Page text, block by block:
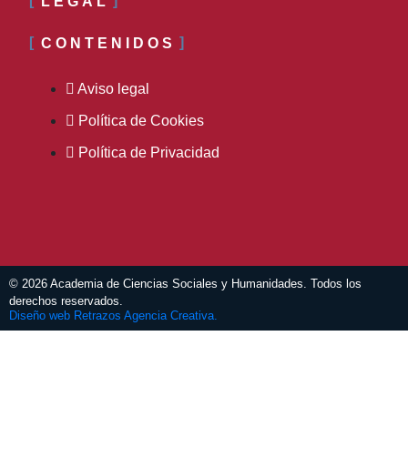
CONTENIDOS
Aviso legal
Política de Cookies
Política de Privacidad
© 2026 Academia de Ciencias Sociales y Humanidades. Todos los
derechos reservados.
Diseño web Retrazos Agencia Creativa.